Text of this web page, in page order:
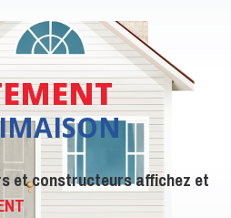
et constructeurs affichez et